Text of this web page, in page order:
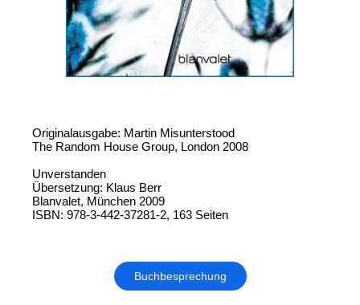
Originalausgabe: Martin Misunterstood
The Random House Group, London 2008
Unverstanden
Übersetzung: Klaus Berr
Blanvalet, München 2009
ISBN: 978-3-442-37281-2, 163 Seiten
Buchbesprechung